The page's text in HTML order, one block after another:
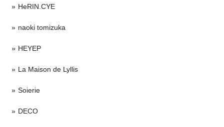
HeRIN.CYE
naoki tomizuka
HEYEP
La Maison de Lyllis
Soierie
DECO